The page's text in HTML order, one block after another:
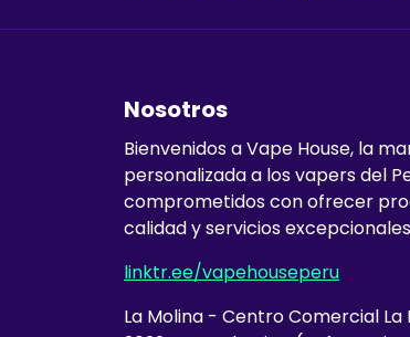
Nosotros
Bienvenidos a Vape House, la
personalizada a los vapers del
comprometidos con ofrecer
calidad y servicios
linktr.ee/vapehouseperu
La Molina - Centro Comercial La